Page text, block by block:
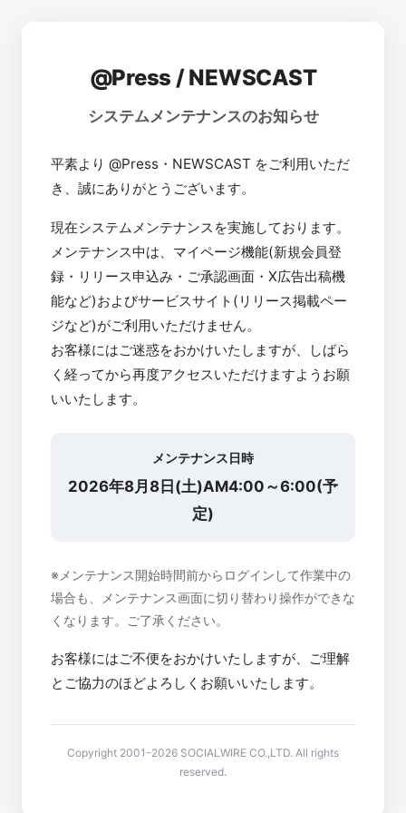
@Press / NEWSCAST
システムメンテナンスのお知らせ
平素より @Press・NEWSCAST をご利用いただ
き、誠にありがとうございます。
現在システムメンテナンスを実施しております。
メンテナンス中は、マイページ機能(新規会員登
録・リリース申込み・ご承認画面・X広告出稿機
能など)およびサービスサイト(リリース掲載ペー
ジなど)がご利用いただけません。
お客様にはご迷惑をおかけいたしますが、しばら
く経ってから再度アクセスいただけますようお願
いいたします。
メンテナンス日時
2026年8月8日(土)AM4:00～6:00(予
定)
※メンテナンス開始時間前からログインして作業中の
場合も、メンテナンス画面に切り替わり操作ができな
くなります。ご了承ください。
お客様にはご不便をおかけいたしますが、ご理解
とご協力のほどよろしくお願いいたします。
Copyright 2001-2026 SOCIALWIRE CO.,LTD. All rights
reserved.